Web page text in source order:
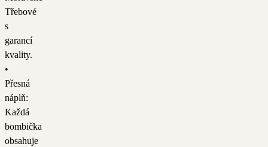
Třebové
s
garancí
kvality.
•
Přesná
náplň:
Každá
bombička
obsahuje